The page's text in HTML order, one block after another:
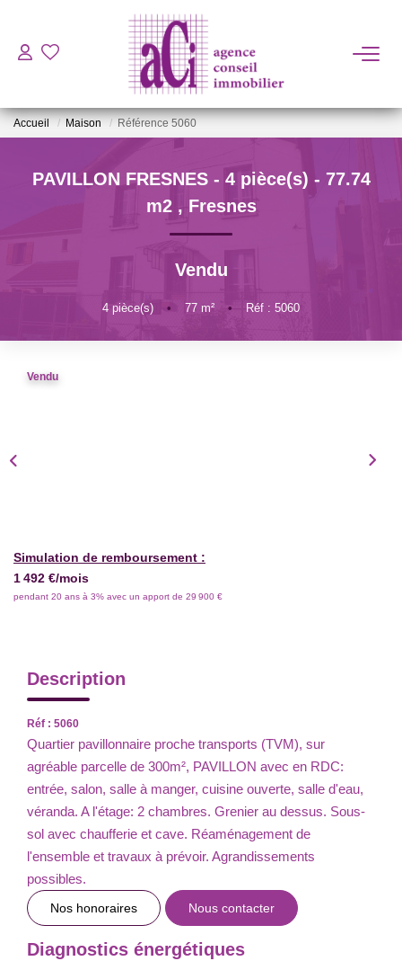
ACHETER
ESTIMER
BIENS VENDUS
Accueil Maison Référence 5060
PAVILLON FRESNES - 4 pièce(s) - 77.74
m2 , Fresnes
Vendu
4 pièce(s) • 77 m² • Réf : 5060
Vendu
Simulation de remboursement :
1 492 €/mois
pendant 20 ans à 3% avec un apport de 29 900 €
Description
Réf : 5060
Quartier pavillonnaire proche transports (TVM), sur
agréable parcelle de 300m², PAVILLON avec en RDC:
entrée, salon, salle à manger, cuisine ouverte, salle d'eau,
véranda. A l'étage: 2 chambres. Grenier au dessus. Sous-
sol avec chaufferie et cave. Réaménagement de
l'ensemble et travaux à prévoir. Agrandissements
possibles.
Nos honoraires Nous contacter
Diagnostics énergétiques